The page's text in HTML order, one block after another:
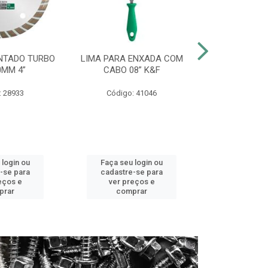
TURBO
4”
28933
login ou
se para
e
LIMA PARA ENXADA COM
CABO 08” K&F
Código: 41046
Faça seu login ou
cadastre-se para
ver preços e
comprar